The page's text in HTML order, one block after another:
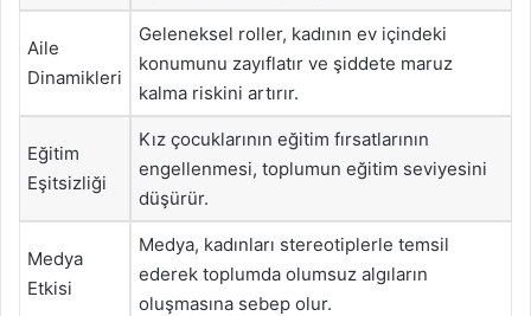
Aile
Dinamikleri
Geleneksel roller, kadının ev içindeki
konumunu zayıflatır ve şiddete maruz
kalma riskini artırır.
Eğitim
Eşitsizliği
Kız çocuklarının eğitim fırsatlarının
engellenmesi, toplumun eğitim seviyesini
düşürür.
Medya
Etkisi
Medya, kadınları stereotiplerle temsil
ederek toplumda olumsuz algıların
oluşmasına sebep olur.